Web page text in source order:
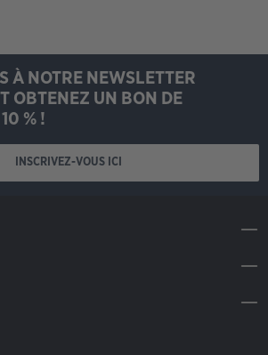
À NOTRE NEWSLETTER
OBTENEZ UN BON DE
% !
INSCRIVEZ-VOUS ICI